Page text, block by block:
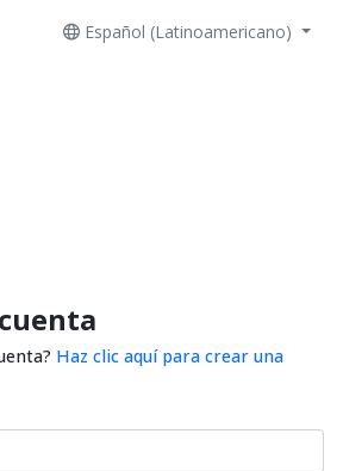
Español (Latinoamericano)
Haz clic aquí para crear una